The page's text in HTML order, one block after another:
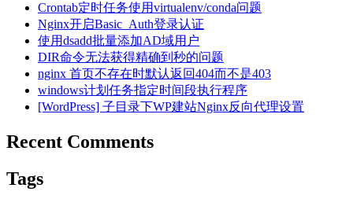
页
面
导
航
的
新
页
Crontab定时任务使用virtualenv/conda问题
Nginx开启Basic_Auth登录认证
使用dsadd批量添加AD域用户
DIR命令无法获得精确到秒的问题
nginx 首页不存在时默认返回404而不是403
windows计划任务指定时间段执行程序
[WordPress] 子目录下WP建站Nginx反向代理设置
Recent Comments
Tags